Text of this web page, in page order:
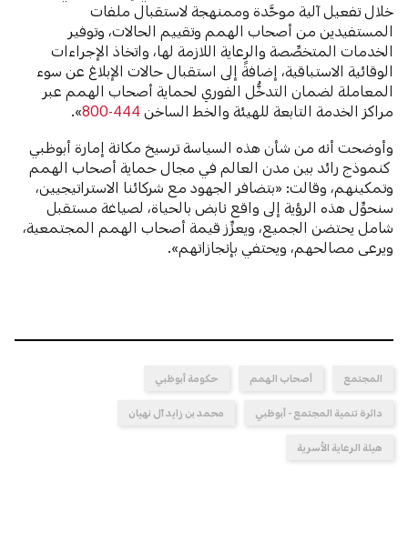
خلال تفعيل آلية موحَّدة وممنهجة لاستقبال ملفات
المستفيدين من أصحاب الهمم وتقييم الحالات، وتوفير
الخدمات المتخصِّصة والرعاية اللازمة لها، واتخاذ الإجراءات
الوقائية الاستباقية، إضافةً إلى استقبال حالات الإبلاغ عن سوء
المعاملة لضمان التدخُّل الفوري لحماية أصحاب الهمم عبر
مراكز الخدمة التابعة للهيئة والخط الساخن444-800
».
وأوضحت أنه من شأن هذه السياسة ترسيخ مكانة إمارة أبوظبي
كنموذج رائد بين مدن العالم في مجال حماية أصحاب الهمم
وتمكينهم، وقالت: «بتضافر الجهود مع شركائنا الاستراتيجيين،
سنحوِّل هذه الرؤية إلى واقع نابض بالحياة، لصياغة مستقبل
شامل يحتضن الجميع، ويعزِّز قيمة أصحاب الهمم المجتمعية،
ويرعى مصالحهم، ويحتفي بإنجازاتهم».
المجتمع أصحاب الهمم حكومة أبوظبي
دائرة تنمية المجتمع - أبوظبي محمد بن زايد آل نهيان
هيئة الرعاية الأسرية